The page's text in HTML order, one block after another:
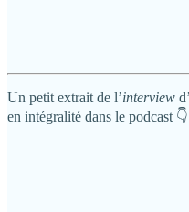
Un petit extrait de l’interview
en intégralité dans le podcast 👇